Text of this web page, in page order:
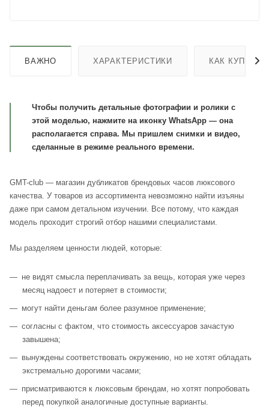
ВАЖНО ХАРАКТЕРИСТИКИ КАК КУПИТЬ
Чтобы получить детальные фотографии и ролики с
этой моделью, нажмите на иконку WhatsApp — она
располагается справа. Мы пришлем снимки и видео,
сделанные в режиме реального времени.
GMT-club — магазин дубликатов брендовых часов люксового
качества. У товаров из ассортимента невозможно найти изъяны
даже при самом детальном изучении. Все потому, что каждая
модель проходит строгий отбор нашими специалистами.
Мы разделяем ценности людей, которые:
не видят смысла переплачивать за вещь, которая уже через
месяц надоест и потеряет в стоимости;
могут найти деньгам более разумное применение;
согласны с фактом, что стоимость аксессуаров зачастую
завышена;
вынуждены соответствовать окружению, но не хотят обладать
экстремально дорогими часами;
присматриваются к люксовым брендам, но хотят попробовать
перед покупкой аналогичные доступные варианты.